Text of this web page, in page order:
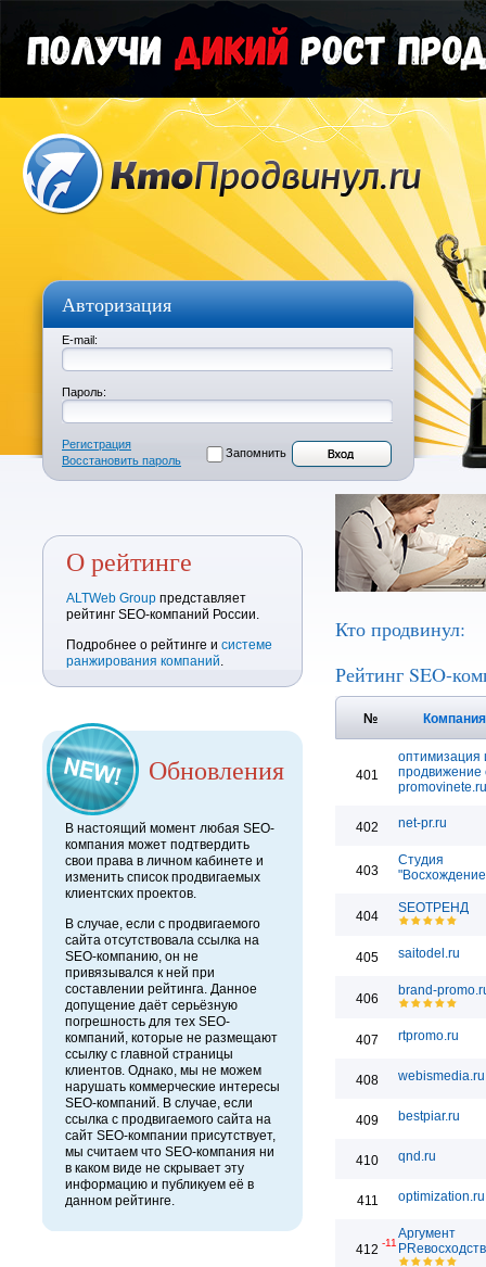
Авторизация
E-mail:
Пароль:
Регистрация
Восстановить пароль
Запомнить
О рейтинге
ALTWeb Group представляет
рейтинг SEO-компаний России.
Подробнее о рейтинге и системе
ранжирования компаний.
Обновления
В настоящий момент любая SEO-
компания может подтвердить
свои права в личном кабинете и
изменить список продвигаемых
клиентских проектов.
В случае, если с продвигаемого
сайта отсутствовала ссылка на
SEO-компанию, он не
привязывался к ней при
составлении рейтинга. Данное
допущение даёт серьёзную
погрешность для тех SEO-
компаний, которые не размещают
ссылку с главной страницы
клиентов. Однако, мы не можем
нарушать коммерческие интересы
SEO-компаний. В случае, если
ссылка с продвигаемого сайта на
сайт SEO-компании присутствует,
мы считаем что SEO-компания ни
в каком виде не скрывает эту
информацию и публикуем её в
данном рейтинге.
Кто продвинул:
Рейтинг SEO-
№
401
оптимизация
продвижение
promovinete.ru
402 net-pr.ru
403
Студия
404
SEOТРЕНД
405 saitodel.ru
406
brand-
407 rtpromo.ru
408 webismedia.ru
409 bestpiar.ru
410 qnd.ru
411 optimization.ru
412 -11
Аргумент